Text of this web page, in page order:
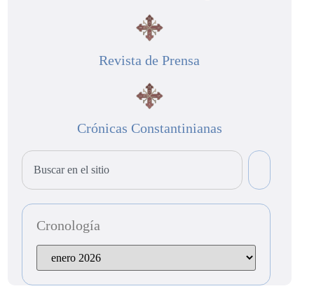
Revista de Prensa
Crónicas Constantinianas
Cronología